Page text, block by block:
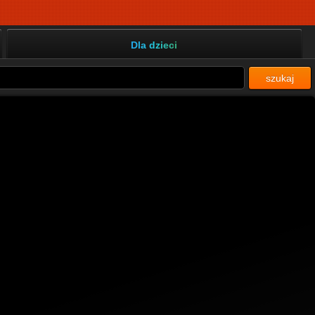
Dla dzieci
szukaj